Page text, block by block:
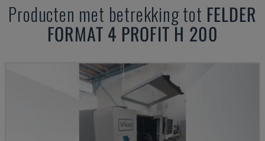
Producten met betrekking tot FELDER
FORMAT 4 PROFIT H 200